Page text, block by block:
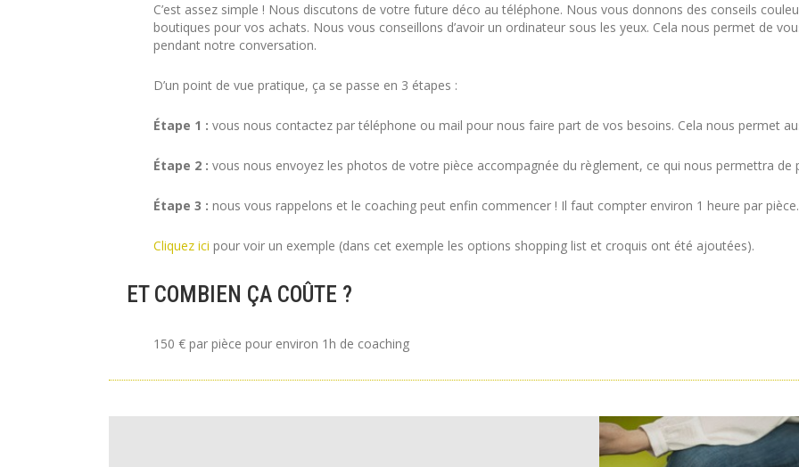
C’est assez simple ! Nous discutons de votre future déco au téléphone. Nous vous donnons des conseils
boutiques pour vos achats. Nous vous conseillons d’avoir un ordinateur sous les yeux. Cela nous permet de
pendant notre conversation.
D’un point de vue pratique, ça se passe en 3 étapes :
Étape 1 : vous nous contactez par téléphone ou mail pour nous faire part de vos besoins. Cela nous permet
Étape 2 : vous nous envoyez les photos de votre pièce accompagnée du règlement, ce qui nous permettra de
Étape 3 : nous vous rappelons et le coaching peut enfin commencer ! Il faut compter environ 1 heure par pièce.
Cliquez ici pour voir un exemple (dans cet exemple les options shopping list et croquis ont été ajoutées).
ET COMBIEN ÇA COÛTE ?
150 € par pièce pour environ 1h de coaching